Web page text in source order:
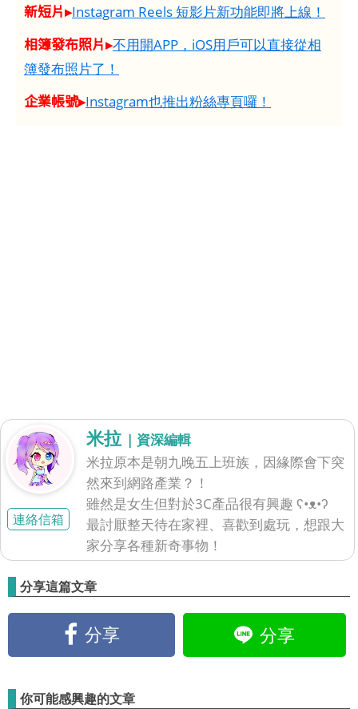
新短片▸Instagram Reels 短影片新功能即將上線！
相簿發布照片▸不用開APP，iOS用戶可以直接從相
簿發布照片了！
企業帳號▸Instagram也推出粉絲專頁囉！
連絡信箱
米拉 | 資深編輯
米拉原本是朝九晚五上班族，因緣際會下突
然來到網路產業？！
雖然是女生但對於3C產品很有興趣 ʕ•ᴥ•ʔ
最討厭整天待在家裡、喜歡到處玩，想跟大
家分享各種新奇事物！
分享這篇文章
分享 分享
你可能感興趣的文章